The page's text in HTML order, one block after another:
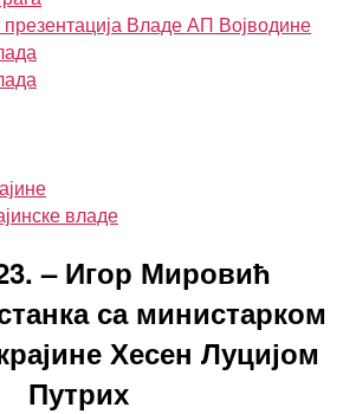
Владе АП Војводине
владе
– Игор Мировић
са министарком
Хесен Луцијом
Путрих